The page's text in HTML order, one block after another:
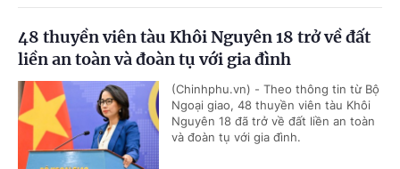
48 thuyền viên tàu Khôi Nguyên 18 trở về đất
liền an toàn và đoàn tụ với gia đình
(Chinhphu.vn) - Theo thông tin từ Bộ
Ngoại giao, 48 thuyền viên tàu Khôi
Nguyên 18 đã trở về đất liền an toàn
và đoàn tụ với gia đình.